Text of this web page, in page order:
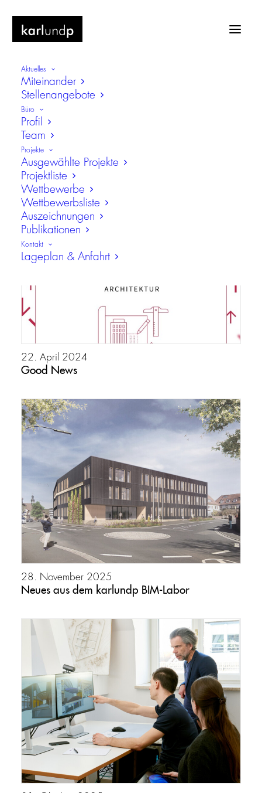
Aktuelles
Miteinander
Stellenangebote
Büro
Profil
Team
Projekte
Ausgewählte Projekte
Projektliste
Wettbewerbe
Wettbewerbsliste
Auszeichnungen
Publikationen
Kontakt
Lageplan & Anfahrt
Büro
22. April 2024
Good News
28. November 2025
Neues aus dem karlundp BIM-Labor